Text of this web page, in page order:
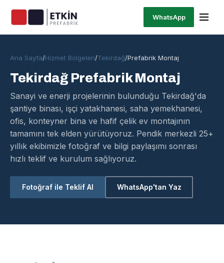
WhatsApp
Ana Sayfa/Hizmet Bölgeleri/Tekirdağ/Prefabrik Montaj
Tekirdağ Prefabrik Montaj
Sanayi ve enerji projelerinin bulunduğu Tekirdağ'da
şantiye binası, işçi yatakhanesi, saha yemekhanesi,
ofis, konteyner bina ve hafif çelik ev montajının
tamamını tek elden yürütüyoruz. Pendik merkezli 25+
yıllık ekibimizle fotoğraf ve bilgi paylaşımı sonrası
hızlı teklif ve kurulum sağlıyoruz.
Fotoğraf ile Teklif Al WhatsApp'tan Yaz